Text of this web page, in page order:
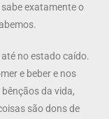
sabe exatamente o
no estado caído.
e beber e nos
da vida,
são dons de